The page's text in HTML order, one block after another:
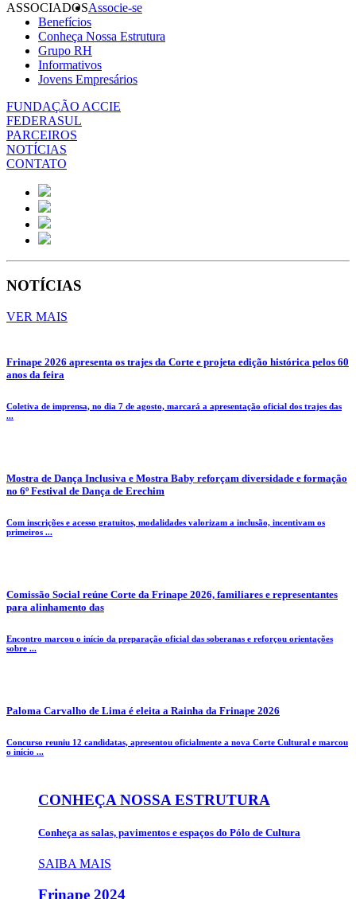
ASSOCIADOSAssocie-se
Benefícios
Conheça Nossa Estrutura
Grupo RH
Informativos
Jovens Empresários
FUNDAÇÃO ACCIE
FEDERASUL
PARCEIROS
NOTÍCIAS
CONTATO
NOTÍCIAS
VER MAIS
Frinape 2026 apresenta os trajes da Corte e projeta edição histórica pelos 60
anos da feira
Coletiva de imprensa, no dia 7 de agosto, marcará a apresentação oficial dos trajes das
...
Mostra de Dança Inclusiva e Mostra Baby reforçam diversidade e formação
no 6º Festival de Dança de Erechim
Com inscrições e acesso gratuitos, modalidades valorizam a inclusão, incentivam os
primeiros ...
Comissão Social reúne Corte da Frinape 2026, familiares e representantes
para alinhamento das
Encontro marcou o início da preparação oficial das soberanas e reforçou orientações
sobre ...
Paloma Carvalho de Lima é eleita a Rainha da Frinape 2026
Concurso reuniu 12 candidatas, apresentou oficialmente a nova Corte Cultural e marcou
o início ...
CONHEÇA NOSSA ESTRUTURA
Conheça as salas, pavimentos e espaços do Pólo de Cultura
SAIBA MAIS
Frinape 2024